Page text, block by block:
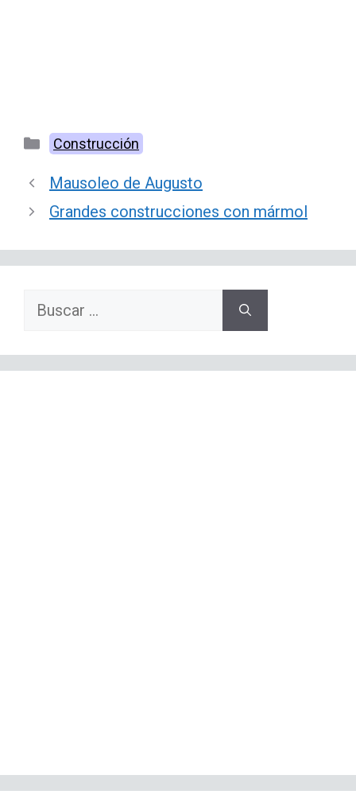
Categorías
Construcción
Mausoleo de Augusto
Grandes construcciones con mármol
Buscar: